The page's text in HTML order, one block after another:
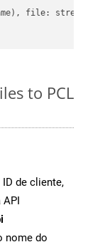
file: stream);
to PCL
de cliente,
API
nome do